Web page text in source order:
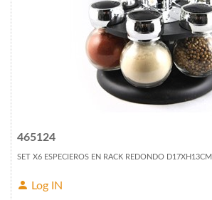
465124
SET X6 ESPECIEROS EN RACK REDONDO D17XH13CM
Log IN